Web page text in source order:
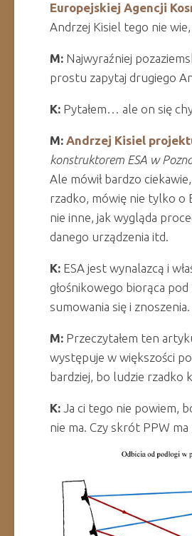
Europejskiej Agencji
Andrzej Kisiel tego nie
M: Najwyraźniej
prostu zapytaj drugiego
K: Pytałem… ale on się
M: Andrzej Kisiel
konstruktorem ESA w
Ale mówił bardzo
rzadko, mówię nie tylko o
nie inne, jak wygląda
danego urządzenia itd.
K: ESA jest wynalazcą i
głośnikowego biorąca
sumowania się i
M: Przeczytałem ten
występuje w większości
bardziej, bo ludzie rzadko
K: Ja ci tego nie powiem,
nie ma. Czy skrót PPW